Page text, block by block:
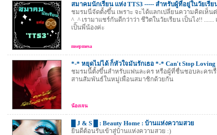
สมาคมนักเรียน แห่ง TTS3 ----- สำหรับผู้ที่อยู่ในวัยเรีย
ชมรมนี่จัดตั้งขึ้น เพราะ จะได้แลกเปลี่ยนความคิดเห็น
^_^ เรามาแชร์กันดีกว่าว่า ชีวิตในวัยเรียน เป็นไง!!
เป็นพี่น้องค่ะ
msepmesa
*-* หยุดไม่ได้ ก็หัวใจมันรักเธอ *-* Can't Stop Loving
ชมรมนี้ตั้งขึ้นสำหรับแฟนละคร หรือผู้ที่ชื่นชอบละครเรื่
สานสัมพันธ์ในหมู่เพื่อนสมาชิกด้วยกัน
น้องเจน
█ J & S █ : Beauty Home : บ้านแห่งความสวย
ยินดีต้อนรับเข้าสู่บ้านแห่งความสวย :)